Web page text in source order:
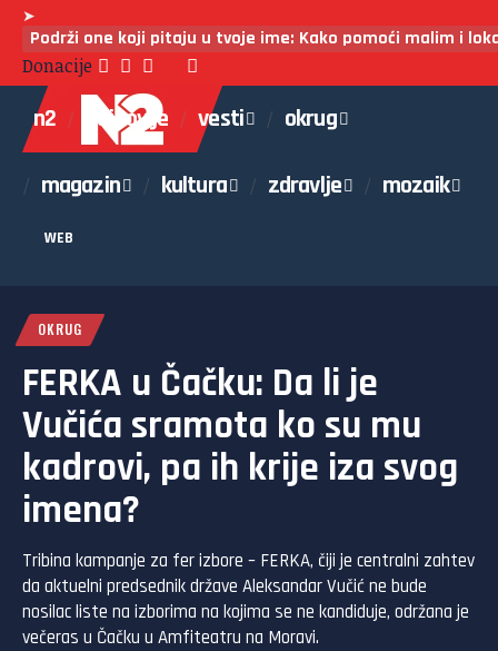
➤
Podrži one koji pitaju u tvoje ime: Kako pomoći malim i
Donacije
n2 najnovije vesti okrug
magazin kultura zdravlje mozaik
WEB
OKRUG
FERKA u Čačku: Da li je
Vučića sramota ko su mu
kadrovi, pa ih krije iza svog
imena?
Tribina kampanje za fer izbore – FERKA, čiji je centralni zahtev
da aktuelni predsednik države Aleksandar Vučić ne bude
nosilac liste na izborima na kojima se ne kandiduje, održana je
večeras u Čačku u Amfiteatru na Moravi.